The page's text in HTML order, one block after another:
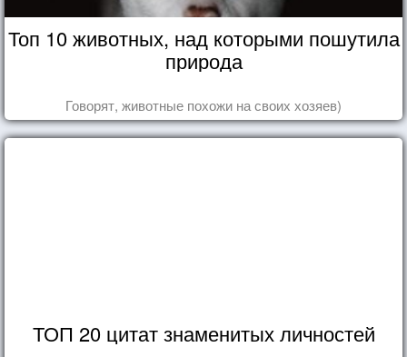
Топ 10 животных, над которыми пошутила
природа
Говорят, животные похожи на своих хозяев)
ТОП 20 цитат знаменитых личностей